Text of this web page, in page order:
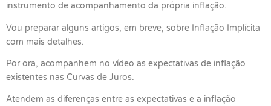
instrumento de acompanhamento da própria inflação.
Vou preparar alguns artigos, em breve, sobre Inflação Implícita
com mais detalhes.
Por ora, acompanhem no vídeo as expectativas de inflação
existentes nas Curvas de Juros.
Atendem as diferenças entre as expectativas e a inflação